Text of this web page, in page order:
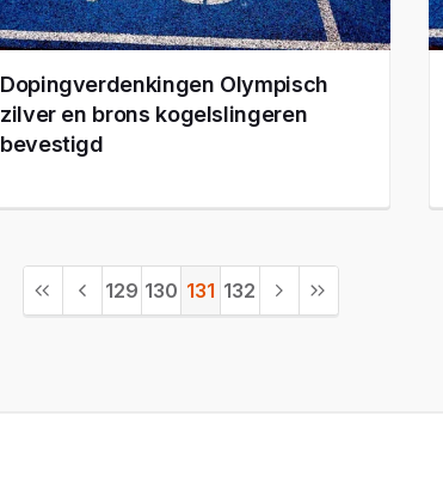
Dopingverdenkingen Olympisch
zilver en brons kogelslingeren
bevestigd
129 130 131 132